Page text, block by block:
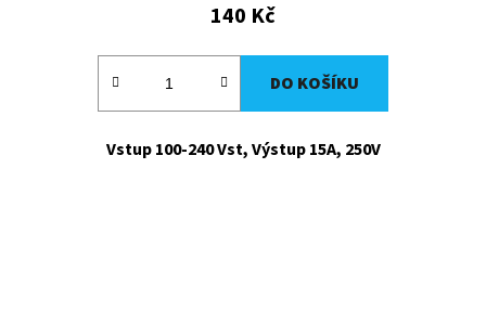
140 Kč
DO KOŠÍKU
Vstup 100-240 Vst, Výstup 15A, 250V